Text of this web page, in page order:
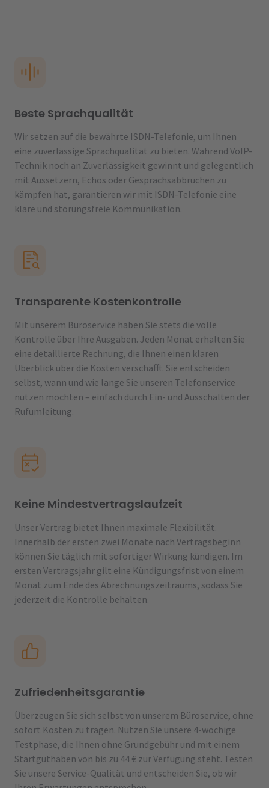
Beste Sprachqualität
Wir setzen auf die bewährte ISDN-Telefonie, um Ihnen
eine zuverlässige Sprachqualität zu bieten. Während VoIP-
Technik noch an Zuverlässigkeit gewinnt und gelegentlich
mit Aussetzern, Echos oder Gesprächsabbrüchen zu
kämpfen hat, garantieren wir mit ISDN-Telefonie eine
klare und störungsfreie Kommunikation.
Transparente Kostenkontrolle
Mit unserem Büroservice haben Sie stets die volle
Kontrolle über Ihre Ausgaben. Jeden Monat erhalten Sie
eine detaillierte Rechnung, die Ihnen einen klaren
Überblick über die Kosten verschafft. Sie entscheiden
selbst, wann und wie lange Sie unseren Telefonservice
nutzen möchten – einfach durch Ein- und Ausschalten der
Rufumleitung.
Keine Mindestvertragslaufzeit
Unser Vertrag bietet Ihnen maximale Flexibilität.
Innerhalb der ersten zwei Monate nach Vertragsbeginn
können Sie täglich mit sofortiger Wirkung kündigen. Im
ersten Vertragsjahr gilt eine Kündigungsfrist von einem
Monat zum Ende des Abrechnungszeitraums, sodass Sie
jederzeit die Kontrolle behalten.
Zufriedenheitsgarantie
Überzeugen Sie sich selbst von unserem Büroservice, ohne
sofort Kosten zu tragen. Nutzen Sie unsere 4-wöchige
Testphase, die Ihnen ohne Grundgebühr und mit einem
Startguthaben von bis zu 44 € zur Verfügung steht. Testen
Sie unsere Service-Qualität und entscheiden Sie, ob wir